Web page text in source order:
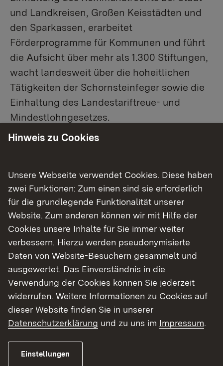
und Landkreisen, Großen Keisstädten und
den Sparkassen, erarbeitet
Förderprogramme für Kommunen und führt
die Aufsicht über mehr als 1.300 Stiftungen,
wacht landesweit über die hoheitlichen
Tätigkeiten der Schornsteinfeger sowie die
Einhaltung des Landestariftreue- und
Mindestlohngesetzes.
Fördermittel
Kommunale Verfassungs- und
Verwaltungsaufsicht
Kommunale Wirtschafts- und
Finanzaufsicht
Sparkassenaufsicht
Stiftungsaufsicht
Schornsteinfegerwesen
Servicestelle Landestariftreue- und
Mindestlohngesetz
Hinweis zu Cookies
Unsere Webseite verwendet Cookies. Diese haben
zwei Funktionen: Zum einen sind sie erforderlich
für die grundlegende Funktionalität unserer
Website. Zum anderen können wir mit Hilfe der
Cookies unsere Inhalte für Sie immer weiter
verbessern. Hierzu werden pseudonymisierte
Daten von Website-Besuchern gesammelt und
ausgewertet. Das Einverständnis in die
Verwendung der Cookies können Sie jederzeit
widerrufen. Weitere Informationen zu Cookies auf
dieser Website finden Sie in unserer
Datenschutzerklärung und zu uns im Impressum.
Einstellungen